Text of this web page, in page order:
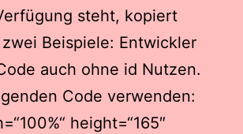
steht, kopiert
Beispiele: Entwickler
auch ohne id Nutzen.
Code verwenden:
height=“165″